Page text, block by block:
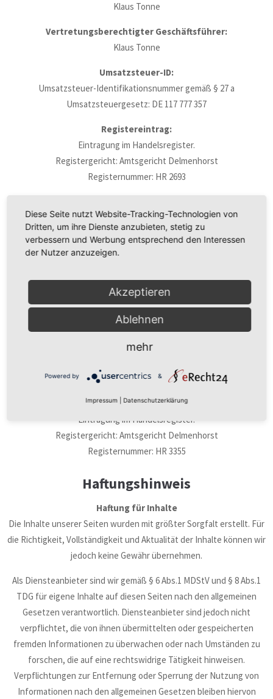
Klaus Tonne
Vertretungsberechtigter Geschäftsführer:
Klaus Tonne
Umsatzsteuer-ID:
Umsatzsteuer-Identifikationsnummer gemäß § 27 a
Umsatzsteuergesetz: DE 117 777 357
Registereintrag:
Eintragung im Handelsregister.
Registergericht: Amtsgericht Delmenhorst
Registernummer: HR 2693
Angaben gemäß § 5 TMG:
Tonne GmbH
Hauptstraße 25
Kontakt:
Telefon: +49-4432-484
Telefax: +49-4432-1276
Klaus Tonne
Registereintrag:
Eintragung im Handelsregister.
Registergericht: Amtsgericht Delmenhorst
Registernummer: HR 3355
Haftungshinweis
Haftung für Inhalte
Die Inhalte unserer Seiten wurden mit größter Sorgfalt erstellt. Für
die Richtigkeit, Vollständigkeit und Aktualität der Inhalte können wir
jedoch keine Gewähr übernehmen.
Als Diensteanbieter sind wir gemäß § 6 Abs.1 MDStV und § 8 Abs.1
TDG für eigene Inhalte auf diesen Seiten nach den allgemeinen
Gesetzen verantwortlich. Diensteanbieter sind jedoch nicht
verpflichtet, die von ihnen übermittelten oder gespeicherten
fremden Informationen zu überwachen oder nach Umständen zu
forschen, die auf eine rechtswidrige Tätigkeit hinweisen.
Verpflichtungen zur Entfernung oder Sperrung der Nutzung von
Informationen nach den allgemeinen Gesetzen bleiben hiervon
Diese Seite nutzt Website-Tracking-Technologien von
Dritten, um ihre Dienste anzubieten, stetig zu
verbessern und Werbung entsprechend den Interessen
der Nutzer anzuzeigen.
Akzeptieren
Ablehnen
mehr
Powered by &
Impressum Datenschutzerklärung